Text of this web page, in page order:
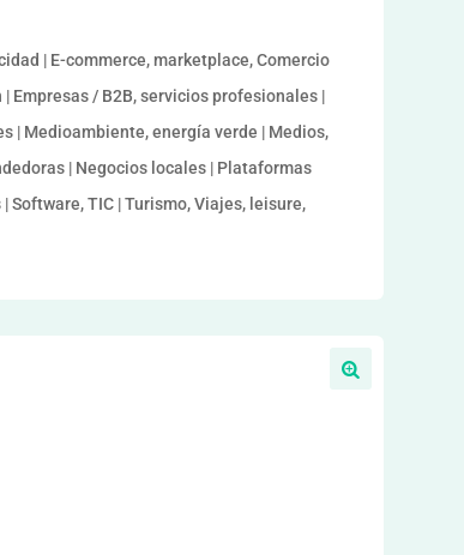
| E-commerce, marketplace, Comercio
Empresas / B2B, servicios profesionales |
| Medioambiente, energía verde | Medios,
| Negocios locales | Plataformas
TIC | Turismo, Viajes, leisure,